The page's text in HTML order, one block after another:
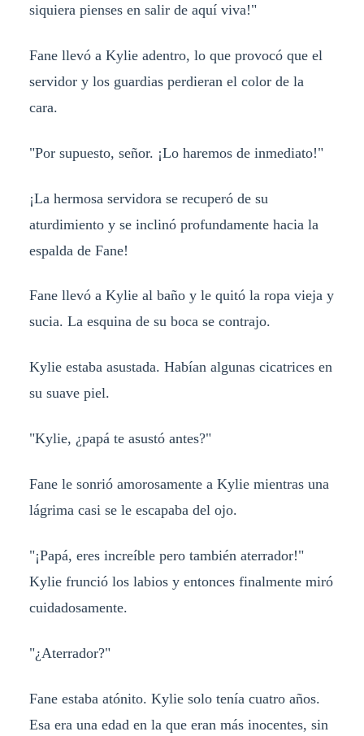
siquiera pienses en salir de aquí viva!"
Fane llevó a Kylie adentro, lo que provocó que el
servidor y los guardias perdieran el color de la
cara.
"Por supuesto, señor. ¡Lo haremos de inmediato!"
¡La hermosa servidora se recuperó de su
aturdimiento y se inclinó profundamente hacia la
espalda de Fane!
Fane llevó a Kylie al baño y le quitó la ropa vieja y
sucia. La esquina de su boca se contrajo.
Kylie estaba asustada. Habían algunas cicatrices en
su suave piel.
"Kylie, ¿papá te asustó antes?"
Fane le sonrió amorosamente a Kylie mientras una
lágrima casi se le escapaba del ojo.
"¡Papá, eres increíble pero también aterrador!"
Kylie frunció los labios y entonces finalmente miró
cuidadosamente.
"¿Aterrador?"
Fane estaba atónito. Kylie solo tenía cuatro años.
Esa era una edad en la que eran más inocentes, sin